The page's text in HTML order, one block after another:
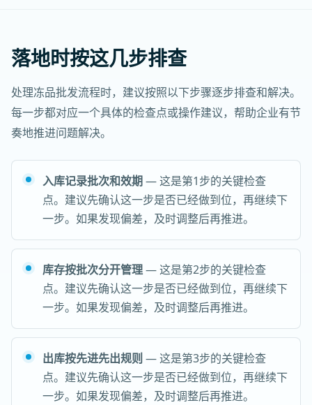
落地时按这几步排查
处理冻品批发流程时，建议按照以下步骤逐步排查和解决。
每一步都对应一个具体的检查点或操作建议，帮助企业有节
奏地推进问题解决。
入库记录批次和效期— 这是第1步的关键检查
点。建议先确认这一步是否已经做到位，再继续下
一步。如果发现偏差，及时调整后再推进。
库存按批次分开管理— 这是第2步的关键检查
点。建议先确认这一步是否已经做到位，再继续下
一步。如果发现偏差，及时调整后再推进。
出库按先进先出规则 — 这是第3步的关键检查
点。建议先确认这一步是否已经做到位，再继续下
一步。如果发现偏差，及时调整后再推进。